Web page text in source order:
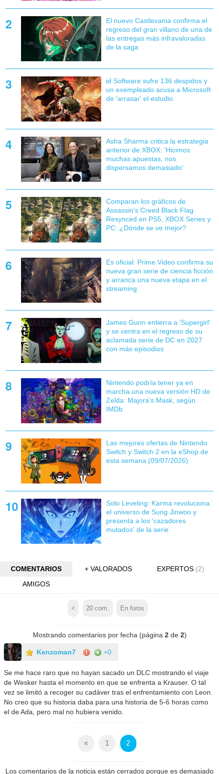
El nuevo Castlevania confirma el
regreso del gran villano de una de
las entregas más infravaloradas
de la saga
id Software sufre 136 despidos y
un exempleado acusa a Microsoft
de 'arrasar' el estudio
Asha Sharma critica la estrategia
anterior de XBOX: 'Hicimos
muchas apuestas, nos
dispersamos demasiado'
Comparan los gráficos de
Assassin's Creed Black Flag
Resynced en PS5, XBOX Series y
PC: ¿Dónde se ve mejor?
Es oficial: Prime Video confirma su
nueva gran serie de ciencia ficción
y arranca una nueva etapa en el
streaming
James Gunn entierra a 'Supergirl'
y se centra en el regreso de su
aclamada serie de DC en 2027
con más episodios
Nintendo podría tener ya en
marcha una nueva versión HD de
Zelda: Majora's Mask, según
IMDb
Las mejores ofertas de Nintendo
Switch y Switch 2 en la eShop de
esta semana (09/07/2026)
Solo Leveling: Karma revoluciona
el universo de Sung Jinwoo y
presenta a los 'cazadores
mutados' de la serie
COMENTARIOS + VALORADOS EXPERTOS (2)
AMIGOS
< 20 com. En foros
Mostrando comentarios por fecha (página 2de 2)
Kenzoman7 +0
Se me hace raro que no hayan sacado un DLC mostrando el viaje
de Wesker hasta el momento en que se enfrenta a Krauser. O tal
vez se limitó a recoger su cadáver tras el enfrentamiento con Leon.
No creo que su historia daba para una historia de 5-6 horas como
el de Ada, pero mal no hubiera venido.
« 1 2
Los comentarios de la noticia están cerrados porque es demasiado